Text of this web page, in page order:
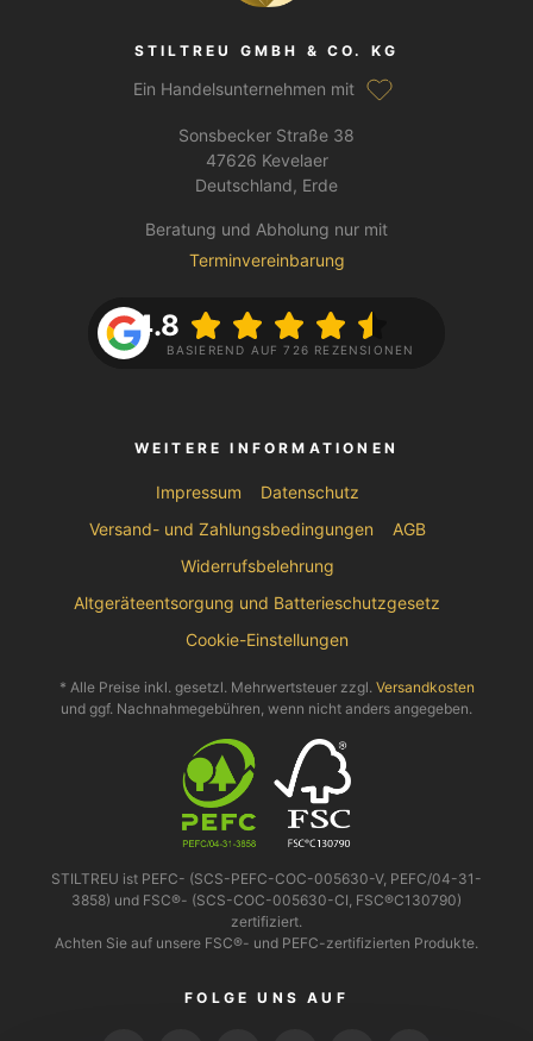
STILTREU GMBH & CO. KG
Ein Handelsunternehmen mit
Sonsbecker Straße 38
47626 Kevelaer
Deutschland, Erde
Beratung und Abholung nur mit
Terminvereinbarung
4.8
BASIEREND AUF 726 REZENSIONEN
WEITERE INFORMATIONEN
Impressum
Datenschutz
Versand- und Zahlungsbedingungen
AGB
Widerrufsbelehrung
Altgeräteentsorgung und Batterieschutzgesetz
Cookie-Einstellungen
* Alle Preise inkl. gesetzl. Mehrwertsteuer zzgl. Versandkosten
und ggf. Nachnahmegebühren, wenn nicht anders angegeben.
STILTREU ist PEFC- (SCS-PEFC-COC-005630-V, PEFC/04-31-
3858) und FSC®- (SCS-COC-005630-CI, FSC®C130790)
zertifiziert.
Achten Sie auf unsere FSC®- und PEFC-zertifizierten Produkte.
FOLGE UNS AUF